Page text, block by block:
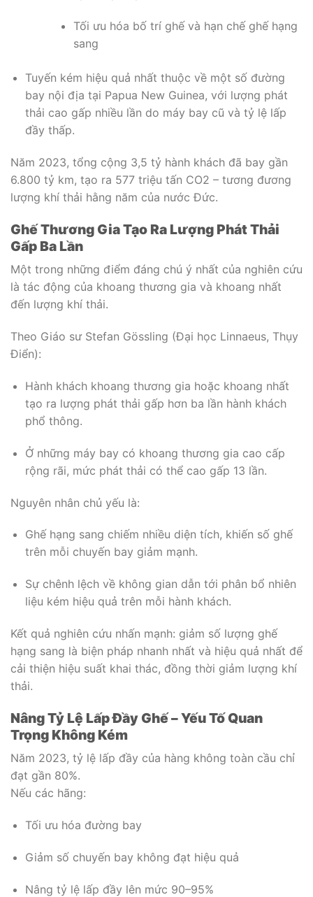
Tối ưu hóa bố trí ghế và hạn chế ghế hạng
sang
Tuyến kém hiệu quả nhất thuộc về một số đường
bay nội địa tại Papua New Guinea, với lượng phát
thải cao gấp nhiều lần do máy bay cũ và tỷ lệ lấp
đầy thấp.
Năm 2023, tổng cộng 3,5 tỷ hành khách đã bay gần
6.800 tỷ km, tạo ra 577 triệu tấn CO2 – tương đương
lượng khí thải hằng năm của nước Đức.
Ghế Thương Gia Tạo Ra Lượng Phát Thải
Gấp Ba Lần
Một trong những điểm đáng chú ý nhất của nghiên cứu
là tác động của khoang thương gia và khoang nhất
đến lượng khí thải.
Theo Giáo sư Stefan Gössling (Đại học Linnaeus, Thụy
Điển):
Hành khách khoang thương gia hoặc khoang nhất
tạo ra lượng phát thải gấp hơn ba lần hành khách
phổ thông.
Ở những máy bay có khoang thương gia cao cấp
rộng rãi, mức phát thải có thể cao gấp 13 lần.
Nguyên nhân chủ yếu là:
Ghế hạng sang chiếm nhiều diện tích, khiến số ghế
trên mỗi chuyến bay giảm mạnh.
Sự chênh lệch về không gian dẫn tới phân bổ nhiên
liệu kém hiệu quả trên mỗi hành khách.
Kết quả nghiên cứu nhấn mạnh: giảm số lượng ghế
hạng sang là biện pháp nhanh nhất và hiệu quả nhất để
cải thiện hiệu suất khai thác, đồng thời giảm lượng khí
thải.
Nâng Tỷ Lệ Lấp Đầy Ghế – Yếu Tố Quan
Trọng Không Kém
Năm 2023, tỷ lệ lấp đầy của hàng không toàn cầu chỉ
đạt gần 80%.
Nếu các hãng:
Tối ưu hóa đường bay
Giảm số chuyến bay không đạt hiệu quả
Nâng tỷ lệ lấp đầy lên mức 90–95%